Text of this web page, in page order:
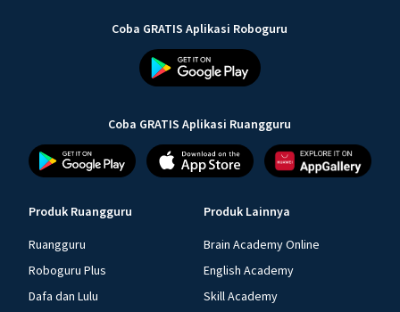
Coba GRATIS Aplikasi Roboguru
Coba GRATIS Aplikasi Ruangguru
Produk Ruangguru
Ruangguru
Roboguru Plus
Dafa dan Lulu
Produk Lainnya
Brain Academy Online
English Academy
Skill Academy